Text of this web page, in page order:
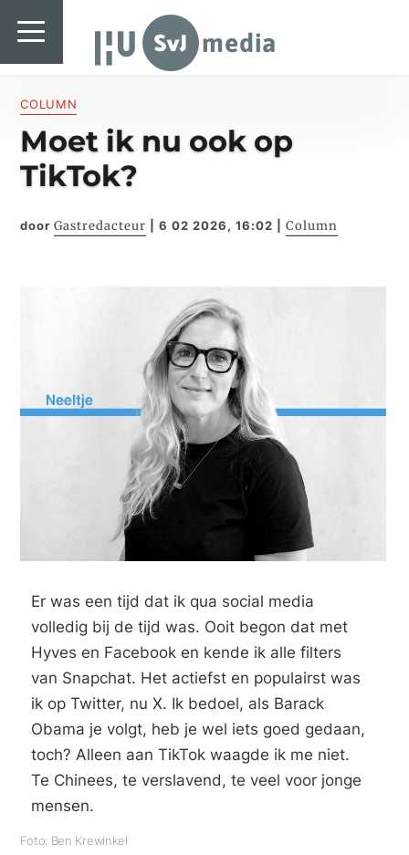
SvJ media
COLUMN
Moet ik nu ook op
TikTok?
doorGastredacteur |6 02 2026, 16:02 |Column
Er was een tijd dat ik qua social media
volledig bij de tijd was. Ooit begon dat met
Hyves en Facebook en kende ik alle filters
van Snapchat. Het actiefst en populairst was
ik op Twitter, nu X. Ik bedoel, als Barack
Obama je volgt, heb je wel iets goed gedaan,
toch? Alleen aan TikTok waagde ik me niet.
Te Chinees, te verslavend, te veel voor jonge
mensen.
Foto: Ben Krewinkel
SvJ media
Regionaal
Specials & International
In de praktijk
Introductiefestival
Agenda & Vacatures